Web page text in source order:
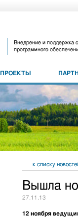
Внедрение и поддержка
программного
ПРОЕКТЫ
к списку
Вышла
27.11.13
12 ноября